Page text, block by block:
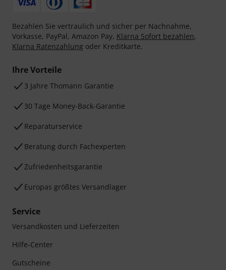
Bezahlen Sie vertraulich und sicher per Nachnahme,
Vorkasse, PayPal, Amazon Pay, Klarna Sofort bezahlen,
Klarna Ratenzahlung oder Kreditkarte.
Ihre Vorteile
3 Jahre Thomann Garantie
30 Tage Money-Back-Garantie
Reparaturservice
Beratung durch Fachexperten
Zufriedenheitsgarantie
Europas größtes Versandlager
Service
Versandkosten und Lieferzeiten
Hilfe-Center
Gutscheine